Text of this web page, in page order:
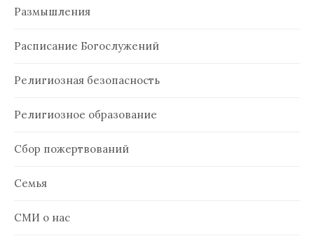
Размышления
Расписание Богослужений
Религиозная безопасность
Религиозное образование
Сбор пожертвований
Семья
СМИ о нас